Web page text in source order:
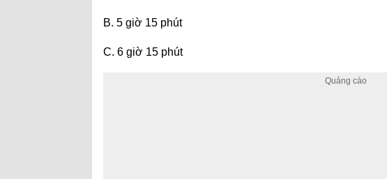
B. 5 giờ 15 phút
C. 6 giờ 15 phút